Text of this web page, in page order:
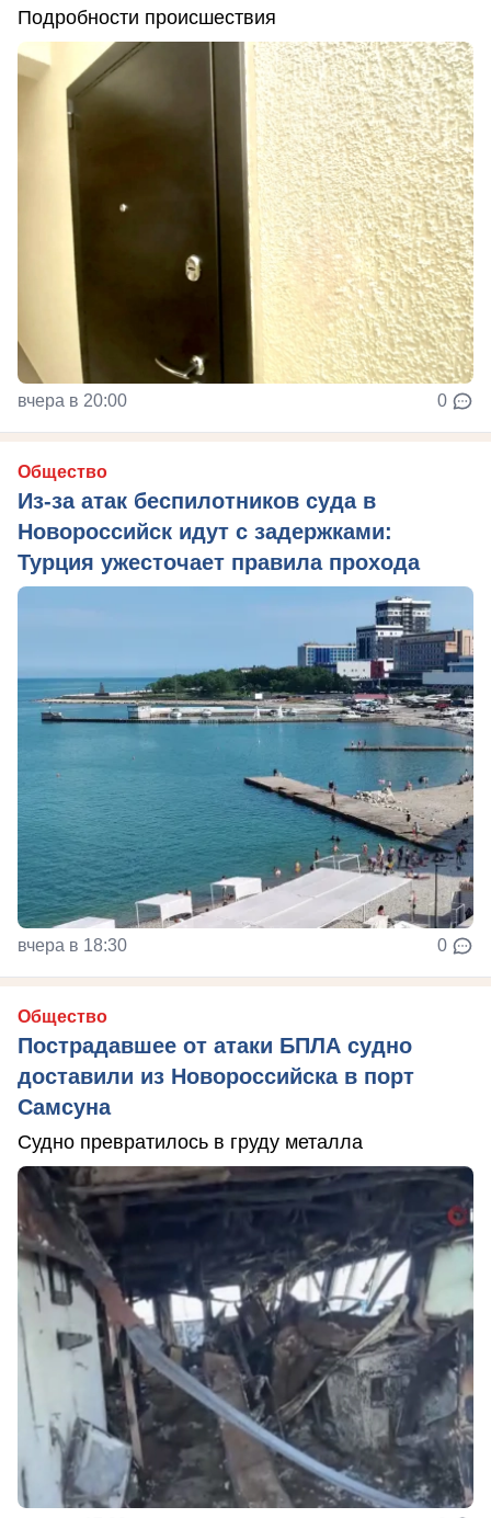
Подробности происшествия
вчера в 20:00 0
Общество
Из‑за атак беспилотников суда в
Новороссийск идут с задержками:
Турция ужесточает правила прохода
вчера в 18:30 0
Общество
Пострадавшее от атаки БПЛА судно
доставили из Новороссийска в порт
Самсуна
Судно превратилось в груду металла